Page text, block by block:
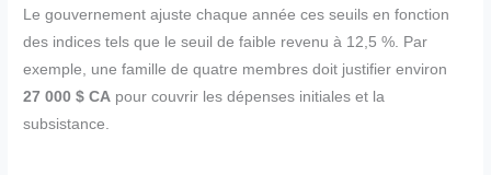
Le gouvernement ajuste chaque année ces seuils en fonction
des indices tels que le seuil de faible revenu à 12,5 %. Par
exemple, une famille de quatre membres doit justifier environ
27 000 $ CA pour couvrir les dépenses initiales et la
subsistance.